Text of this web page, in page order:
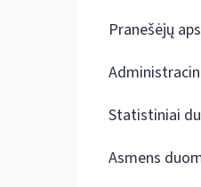
Pranešėjų
Statistiniai
Asmens